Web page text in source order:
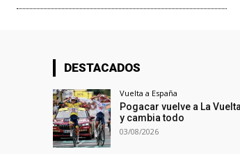
DESTACADOS
Vuelta a España
Pogacar vuelve a La
y cambia todo
03/08/2026